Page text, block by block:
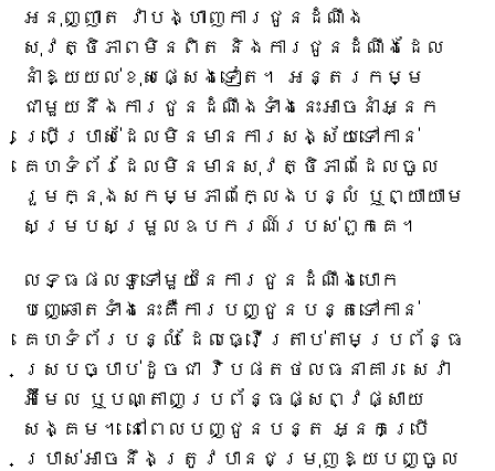
អនុញ្ញាត វាបង្ហាញការជូនដំណឹង
សុវត្ថិភាពមិនពិត និងការជូនដំណឹងដែល
នាំឱ្យយល់ខុសផ្សេងទៀត។ អន្តរកម្ម
ជាមួយនឹងការជូនដំណឹងទាំងនេះអាចនាំអ្នក
ប្រើប្រាស់ដែលមិនមានការសង្ស័យទៅកាន់
គេហទំព័រដែលមិនមានសុវត្ថិភាពដែលចូល
រួមក្នុងសកម្មភាពក្លែងបន្លំ ឬព្យាយាម
សម្របសម្រួលឧបករណ៍របស់ពួកគេ។
លទ្ធផលទូទៅមួយនៃការជូនដំណឹងបោក
បញ្ឆោតទាំងនេះគឺការបញ្ជូនបន្តទៅកាន់
គេហទំព័របន្លំ ដែលធ្វើត្រាប់តាមប្រព័ន្ធ
ស្របច្បាប់ដូចជា វិបផតថលធនាគារ សេវា
អ៊ីមែល ឬបណ្តាញប្រព័ន្ធផ្សព្វផ្សាយ
សង្គម។ នៅពេលបញ្ជូនបន្ត អ្នកប្រើ
ប្រាស់អាចនឹងត្រូវបានជម្រុញឱ្យបញ្ចូល